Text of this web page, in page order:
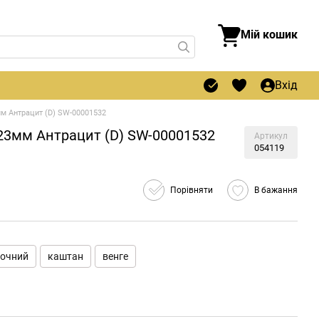
Мій кошик
Вхід
Антрацит (D) SW-00001532
Антрацит (D) SW-00001532 Артикул
054119
Порівняти В бажання
каштан венге